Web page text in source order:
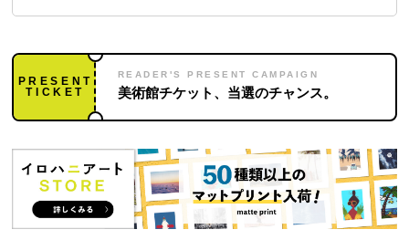
PRESENT
TICKET
READER'S PRESENT CAMPAIGN
美術館チケット、当選のチャンス。